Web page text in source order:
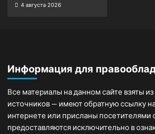
4 августа 2026
Информация для
Все материалы на данном сайте взяты
источников — имеют обратную ссылку
интернете или присланы посетителями
предоставляются исключительно в